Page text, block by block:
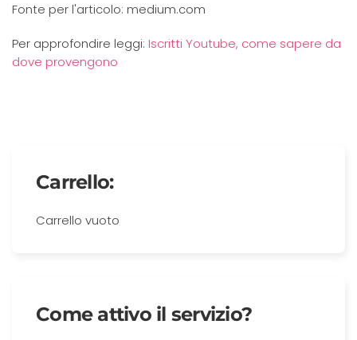
Fonte per l'articolo: medium.com
Per approfondire leggi: Iscritti Youtube, come sapere da
dove provengono
Carrello:
Carrello vuoto
Come attivo il servizio?